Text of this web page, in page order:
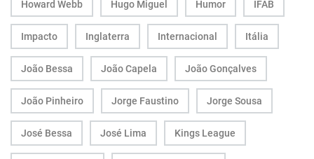
Howard Webb Hugo Miguel Humor IFAB
Impacto Inglaterra Internacional Itália
João Bessa João Capela João Gonçalves
João Pinheiro Jorge Faustino Jorge Sousa
José Bessa José Lima Kings League